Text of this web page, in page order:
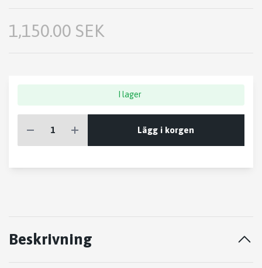
1,150.00 SEK
I lager
Lägg i korgen
Beskrivning